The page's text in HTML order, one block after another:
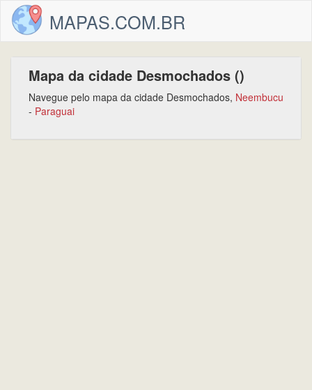
MAPAS.COM.BR
Mapa da cidade Desmochados ()
Navegue pelo mapa da cidade Desmochados, Neembucu
- Paraguai